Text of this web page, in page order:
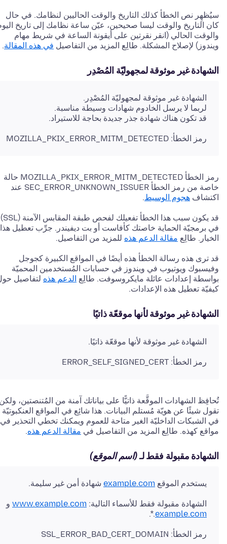
سيُظهِر نص الخطأ كذلك التاريخ والوقت الحاليين لنظامك. في حال
كان التاريخ والوقت ليسا صحيحين، عيّن ساعة نظامك إلى تاريخ
والوقت الحالي (انقر نقرتين على أيقونة الساعة في شريط مهام
ويندوز) لإصلاح المشكلة. طالِع المزيد من التفاصيل في هذه المقالة.
الشهادة غير موثوقة لمجهوليّة المُصْدِر
الشهادة غير موثوقة لمجهوليّة المُصْدِر.
لربما لا يرسل الخادوم شهادات وسيطة مناسبة.
قد تكون هناك شهادة جذر جديدة بحاجة للاستيراد.
رمز الخطأ: MOZILLA_PKIX_ERROR_MITM_DETECTED
رمز الخطأ MOZILLA_PKIX_ERROR_MITM_DETECTED حالة
خاصة من رمز الخطأ SEC_ERROR_UNKNOWN_ISSUER عند
اكتشاف هجوم الوسيط.
قد يكون سبب هذا الخطأ تفعيلك لفحص طبقة المقابس الآمنة (SSL)
في برمجيّة الحماية خاصتك كأفاست أو بت ديفيندر. جرِّب تعطيل هذا
الخيار. طالِع مقالة الدعم هذه للمزيد من التفاصيل.
قد ترى هذه رسالة الخطأ هذه أيضًا في المواقع الكبيرة كجوجل
وفيسبوك ويوتيوب في ويندوز في حسابات المُستخدمين المحميّة
بواسطة إعدادات عائلة مايكروسوفت. طالِع الدعم هذه لتفاصيل
كيفيّة تعطيل هذه الإعدادات.
الشهادة غير موثوقة لأنها موقعّة ذاتيًا
الشهادة غير موثوقة لأنها موقعّة ذاتيًا.
رمز الخطأ: ERROR_SELF_SIGNED_CERT
تُحافِظ الشهادات الموقَّعة ذاتيًّا على بياناتك آمنة من المُتنصتين،
تقول شيئًا عن هويّة مُستلم البيانات. هذا شائِع في المواقع العنكبوتيّة
في الشبكات الداخليّة الغير متاحة للعموم ويمكنك تخطي التحذير في
مواقع كهذه. طالِع المزيد من التفاصيل في مقالة الدعم هذه.
الشهادة مقبولة فقط لـ(اسم الموقع)
يستخدم الموقع example.com شهادة أمن غير سليمة.
الشهادة مقبولة فقط للأسماء التالية: www.example.com و
example.com
.*.
رمز الخطأ: SSL_ERROR_BAD_CERT_DOMAIN